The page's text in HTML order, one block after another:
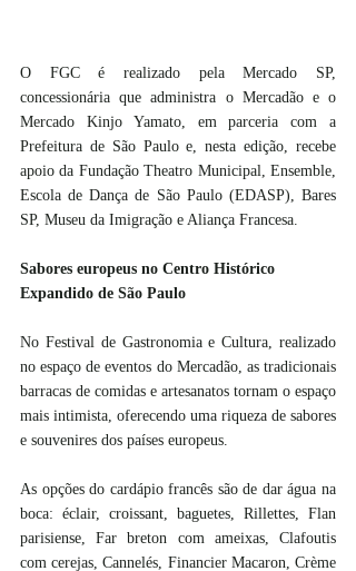
O FGC é realizado pela Mercado SP,
concessionária que administra o Mercadão e o
Mercado Kinjo Yamato, em parceria com a
Prefeitura de São Paulo e, nesta edição, recebe
apoio da Fundação Theatro Municipal, Ensemble,
Escola de Dança de São Paulo (EDASP), Bares
SP, Museu da Imigração e Aliança Francesa.
Sabores europeus no Centro Histórico
Expandido de São Paulo
No Festival de Gastronomia e Cultura, realizado
no espaço de eventos do Mercadão, as tradicionais
barracas de comidas e artesanatos tornam o espaço
mais intimista, oferecendo uma riqueza de sabores
e souvenires dos países europeus.
As opções do cardápio francês são de dar água na
boca: éclair, croissant, baguetes, Rillettes, Flan
parisiense, Far breton com ameixas, Clafoutis
com cerejas, Cannelés, Financier Macaron, Crème